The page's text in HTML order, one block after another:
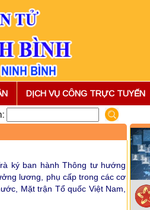
DỊCH VỤ CÔNG TRỰC TUYẾN
ký ban hành Thông tư hướng
lương, phụ cấp trong các cơ
Mặt trận Tổ quốc Việt Nam,
Quy
vụ
hòa
bản
Kế
bàn